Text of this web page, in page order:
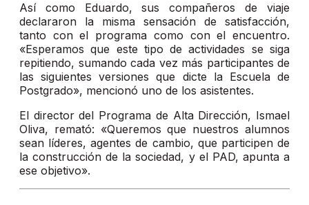
Así como Eduardo, sus compañeros de viaje
declararon la misma sensación de satisfacción,
tanto con el programa como con el encuentro.
«Esperamos que este tipo de actividades se siga
repitiendo, sumando cada vez más participantes de
las siguientes versiones que dicte la Escuela de
Postgrado», mencionó uno de los asistentes.
El director del Programa de Alta Dirección, Ismael
Oliva, remató: «Queremos que nuestros alumnos
sean líderes, agentes de cambio, que participen de
la construcción de la sociedad, y el PAD, apunta a
ese objetivo».